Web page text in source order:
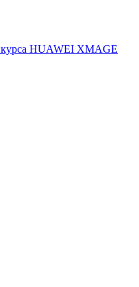
HUAWEI XMAGE